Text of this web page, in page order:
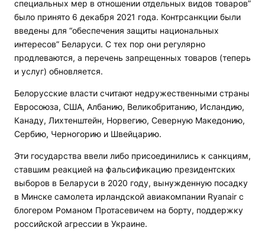
специальных мер в отношении отдельных видов товаров”
было принято 6 декабря 2021 года. Контрсанкции были
введены для “обеспечения защиты национальных
интересов” Беларуси. С тех пор они регулярно
продлеваются, а перечень запрещенных товаров (теперь
и услуг) обновляется.
Белорусские власти считают недружественными страны
Евросоюза, США, Албанию, Великобританию, Исландию,
Канаду, Лихтенштейн, Норвегию, Северную Македонию,
Сербию, Черногорию и Швейцарию.
Эти государства ввели либо присоединились к санкциям,
ставшим реакцией на фальсификацию президентских
выборов в Беларуси в 2020 году, вынужденную посадку
в Минске самолета ирландской авиакомпании Ryanair с
блогером Романом Протасевичем на борту, поддержку
российской агрессии в Украине.